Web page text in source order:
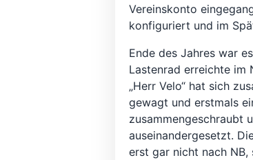
Vereinskonto
konfiguriert und im
Ende des Jahres war
Lastenrad erreichte im
„Herr Velo“ hat sich
gewagt und erstmals
zusammengeschraubt
auseinandergesetzt.
erst gar nicht nach NB,